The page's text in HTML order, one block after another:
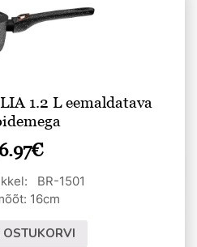
1.2 L eemaldatava
€
BR-1501
16cm